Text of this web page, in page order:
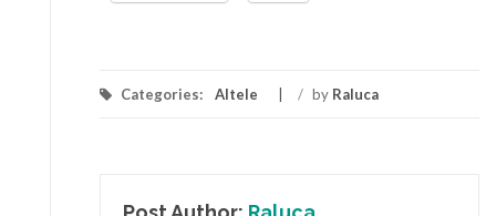
Categories: Altele / by Raluca